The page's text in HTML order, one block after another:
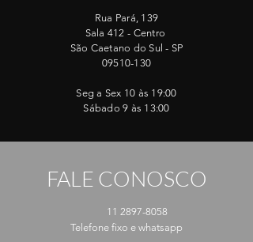
Rua Pará, 139
Sala 412 - Centro
São Caetano do Sul - SP
09510-130
Seg a Sex 10 às 19:00
Sábado 9 às 13:00
FALE CONOSCO
11 2897-8058
Telefone fixo e whatsapp